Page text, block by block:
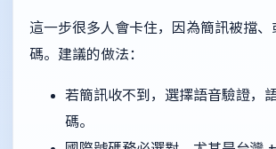
這一步很多人會卡住，因為簡訊被擋、
碼。建議的做法：
若簡訊收不到，選擇語音驗證，
碼。